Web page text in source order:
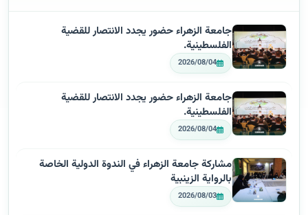
جامعة الزهراء حضور يجدد الانتصار للقضية
الفلسطينية.
2026/08/04
جامعة الزهراء حضور يجدد الانتصار للقضية
الفلسطينية.
2026/08/04
مشاركة جامعة الزهراء في الندوة الدولية الخاصة
بالرواية الزينبية
2026/08/03